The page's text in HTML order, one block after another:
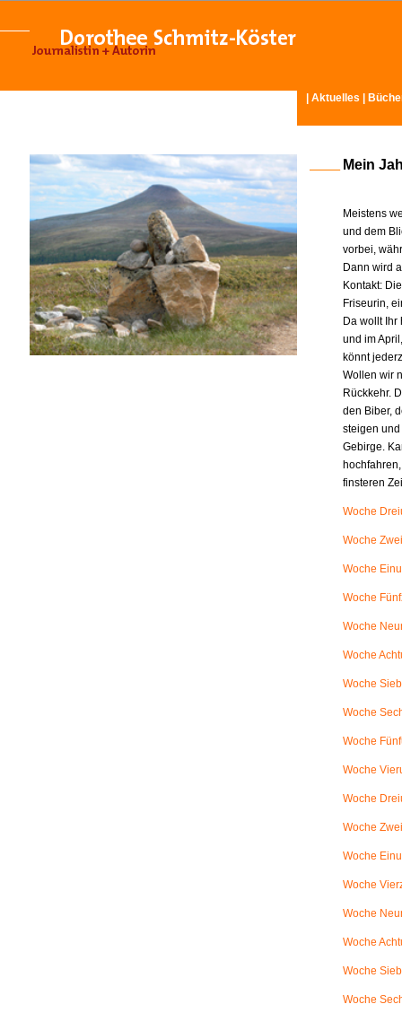
Aktuelles
Mein
Meistens
und dem
vorbei,
Dann wird
Kontakt:
Friseurin,
Da wollt
und im
könnt
Wollen wir
Rückkehr.
den Biber,
steigen
Gebirge.
finsteren
Woche
Woche
Woche
Woche
Woche
Woche
Woche
Woche
Woche
Woche
Woche
Woche
Woche
Woche
Woche
Woche
Woche
Woche